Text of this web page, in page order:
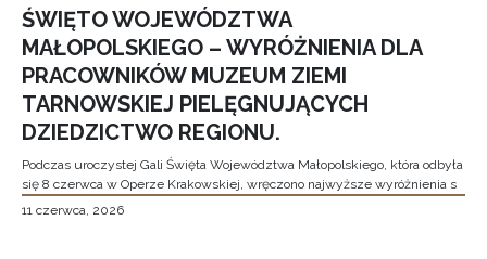
ŚWIĘTO WOJEWÓDZTWA
MAŁOPOLSKIEGO – WYRÓŻNIENIA DLA
PRACOWNIKÓW MUZEUM ZIEMI
TARNOWSKIEJ PIELĘGNUJĄCYCH
DZIEDZICTWO REGIONU.
Podczas uroczystej Gali Święta Województwa Małopolskiego, która odbyła
się 8 czerwca w Operze Krakowskiej, wręczono najwyższe wyróżnienia s
11 czerwca, 2026